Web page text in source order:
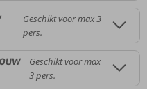
Geschikt voor max 3
pers.
Geschikt voor max
3 pers.